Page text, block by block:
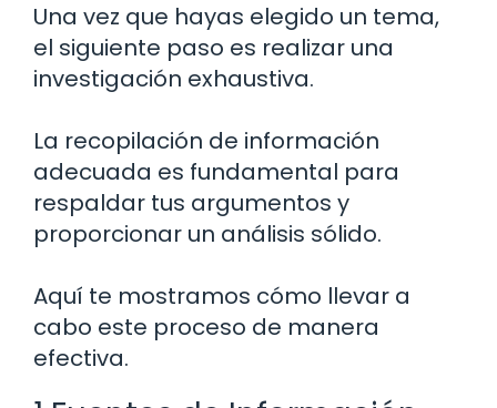
Una vez que hayas elegido un tema,
el siguiente paso es realizar una
investigación exhaustiva.
La recopilación de información
adecuada es fundamental para
respaldar tus argumentos y
proporcionar un análisis sólido.
Aquí te mostramos cómo llevar a
cabo este proceso de manera
efectiva.